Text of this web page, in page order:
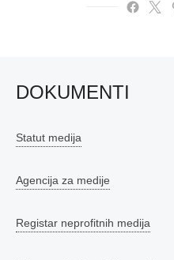
DOKUMENTI
Statut medija
Agencija za medije
Registar neprofitnih medija